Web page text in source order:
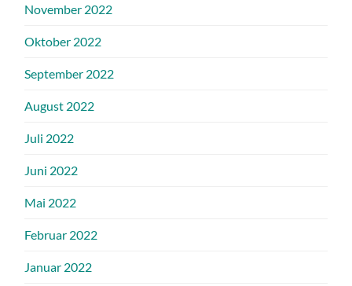
November 2022
Oktober 2022
September 2022
August 2022
Juli 2022
Juni 2022
Mai 2022
Februar 2022
Januar 2022